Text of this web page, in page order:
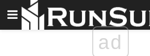
ad